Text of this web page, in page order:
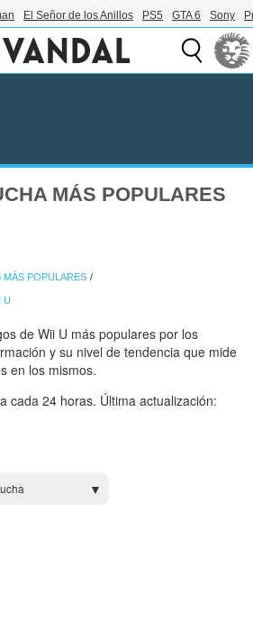
El Señor de los Anillos PS5 GTA 6 Sony
MÁS POPULARES
MÁS POPULARES
U
de Wii U más populares por los
y su nivel de tendencia que mide
en los mismos.
cada 24 horas. Última actualización: